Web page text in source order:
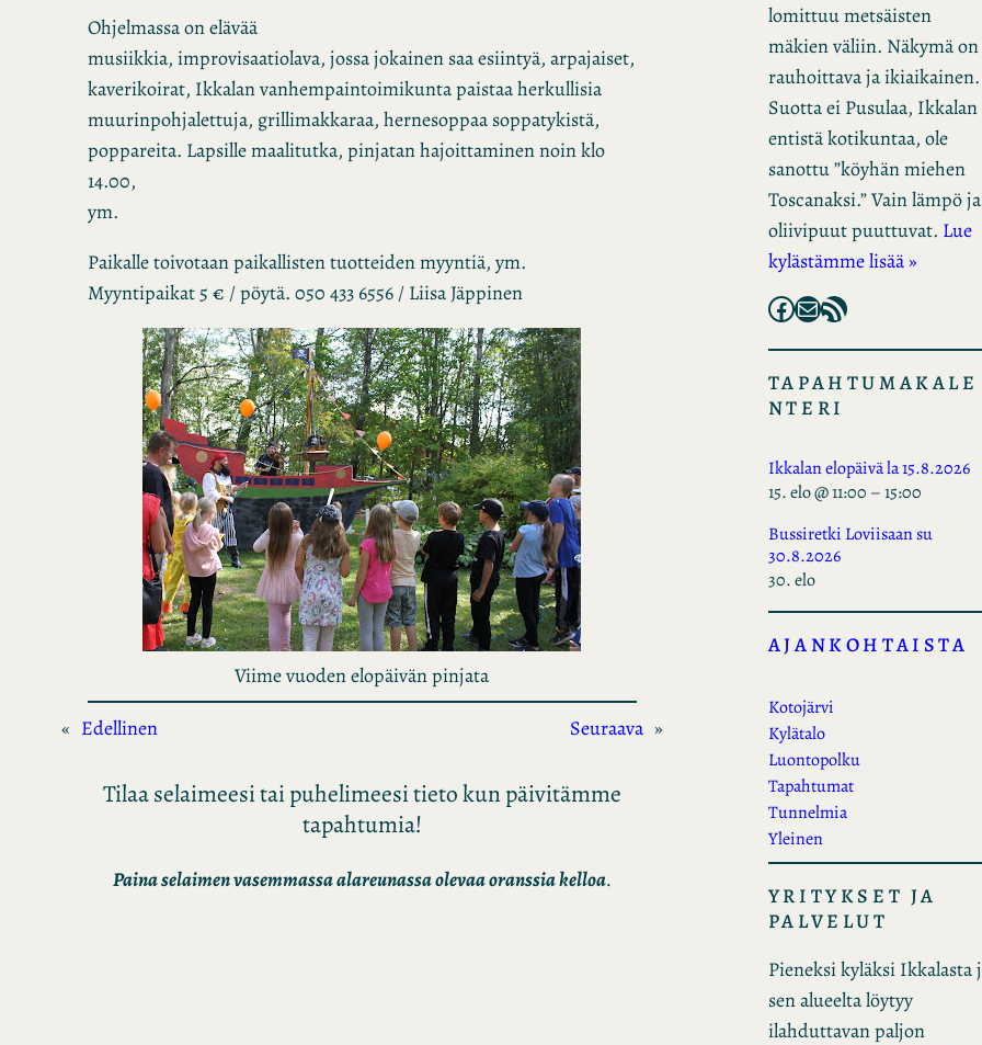
Ohjelmassa on elävää
musiikkia, improvisaatiolava, jossa jokainen saa esiintyä, arpajaiset,
kaverikoirat, Ikkalan vanhempaintoimikunta paistaa herkullisia
muurinpohjalettuja, grillimakkaraa, hernesoppaa soppatykistä,
poppareita. Lapsille maalitutka, pinjatan hajoittaminen noin klo
14.00,
ym.
Paikalle toivotaan paikallisten tuotteiden myyntiä, ym.
Myyntipaikat 5 € / pöytä. 050 433 6556 / Liisa Jäppinen
Viime vuoden elopäivän pinjata
« Edellinen Seuraava »
Tilaa selaimeesi tai puhelimeesi tieto kun päivitämme
tapahtumia!
Paina selaimen vasemmassa alareunassa olevaa oranssia kelloa.
lomittuu metsäisten
mäkien väliin. Näkymä on
rauhoittava ja ikiaikainen.
Suotta ei Pusulaa, Ikkalan
entistä kotikuntaa, ole
sanottu ”köyhän miehen
Toscanaksi.” Vain lämpö ja
oliivipuut puuttuvat. Lue
kylästämme lisää »
Facebook Mail RSS Feed
TAPAHTUMAKALE
NTERI
Ikkalan elopäivä la 15.8.2026
15. elo @ 11:00 –15:00
Bussiretki Loviisaan su
30.8.2026
30. elo
AJANKOHTAISTA
Kotojärvi
Kylätalo
Luontopolku
Tapahtumat
Tunnelmia
Yleinen
YRITYKSET JA
PALVELUT
Pieneksi kyläksi Ikkalasta
sen alueelta löytyy
ilahduttavan paljon